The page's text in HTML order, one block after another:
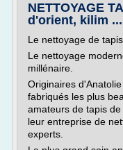
NETTOYAGE
d'orient, kilim ...
Le nettoyage de
Le nettoyage
millénaire.
Originaires
fabriqués les plus
amateurs de tapis
leur entreprise de
experts.